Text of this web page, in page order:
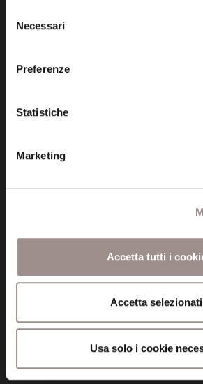
delNecessari
Preferenze
Statistiche
Marketing
Accetta tutti i
Accetta selezionati
Usa solo i cookie
Informazioni
Amministrazione trasparente
Certificazioni